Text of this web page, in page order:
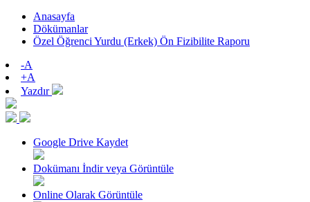
Anasayfa
Dökümanlar
Özel Öğrenci Yurdu (Erkek) Ön Fizibilite Raporu
-A
+A
Yazdır
Google Drive Kaydet
Dokümanı İndir veya Görüntüle
Online Olarak Görüntüle